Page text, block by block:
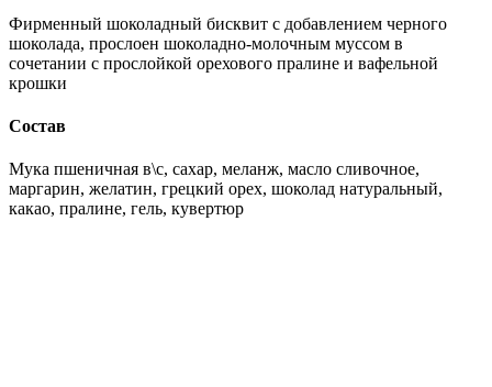
Фирменный шоколадный бисквит с добавлением черного
шоколада, прослоен шоколадно-молочным муссом в
сочетании с прослойкой орехового пралине и вафельной
крошки
Состав
Мука пшеничная в\с, сахар, меланж, масло сливочное,
маргарин, желатин, грецкий орех, шоколад натуральный,
какао, пралине, гель, кувертюр